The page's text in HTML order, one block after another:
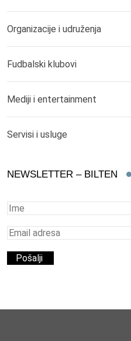
Organizacije i udruženja
Fudbalski klubovi
Mediji i entertainment
Servisi i usluge
NEWSLETTER – BILTEN